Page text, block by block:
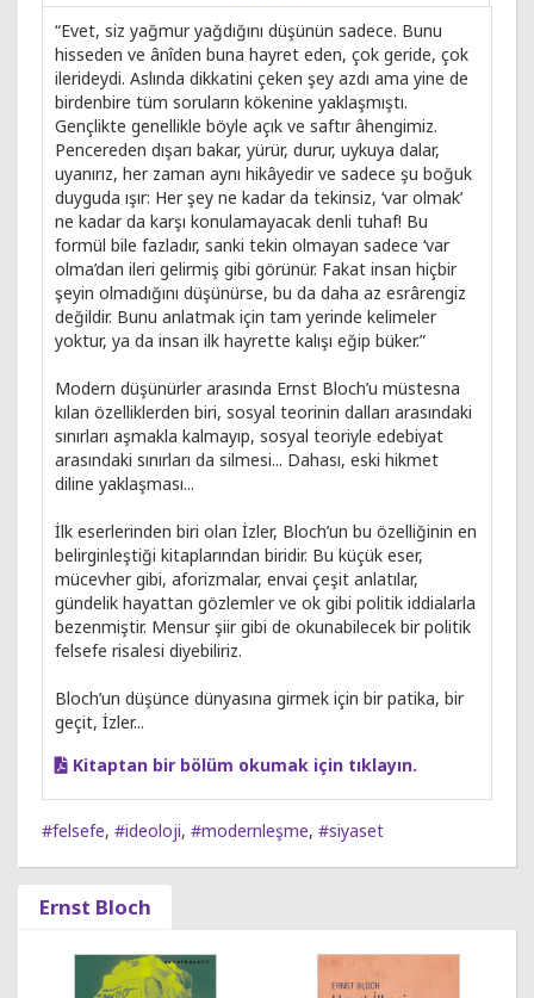
“Evet, siz yağmur yağdığını düşünün sadece. Bunu
hisseden ve ânîden buna hayret eden, çok geride, çok
ilerideydi. Aslında dikkatini çeken şey azdı ama yine de
birdenbire tüm soruların kökenine yaklaşmıştı.
Gençlikte genellikle böyle açık ve saftır âhengimiz.
Pencereden dışarı bakar, yürür, durur, uykuya dalar,
uyanırız, her zaman aynı hikâyedir ve sadece şu boğuk
duyguda ışır: Her şey ne kadar da tekinsiz, ‘var olmak’
ne kadar da karşı konulamayacak denli tuhaf! Bu
formül bile fazladır, sanki tekin olmayan sadece ‘var
olma’dan ileri gelirmiş gibi görünür. Fakat insan hiçbir
şeyin olmadığını düşünürse, bu da daha az esrârengiz
değildir. Bunu anlatmak için tam yerinde kelimeler
yoktur, ya da insan ilk hayrette kalışı eğip büker.”
Modern düşünürler arasında Ernst Bloch’u müstesna
kılan özelliklerden biri, sosyal teorinin dalları arasındaki
sınırları aşmakla kalmayıp, sosyal teoriyle edebiyat
arasındaki sınırları da silmesi... Dahası, eski hikmet
diline yaklaşması...
İlk eserlerinden biri olan İzler, Bloch’un bu özelliğinin en
belirginleştiği kitaplarından biridir. Bu küçük eser,
mücevher gibi, aforizmalar, envai çeşit anlatılar,
gündelik hayattan gözlemler ve ok gibi politik iddialarla
bezenmiştir. Mensur şiir gibi de okunabilecek bir politik
felsefe risalesi diyebiliriz.
Bloch’un düşünce dünyasına girmek için bir patika, bir
geçit, İzler...
Kitaptan bir bölüm okumak için tıklayın.
#felsefe, #ideoloji, #modernleşme, #siyaset
Ernst Bloch